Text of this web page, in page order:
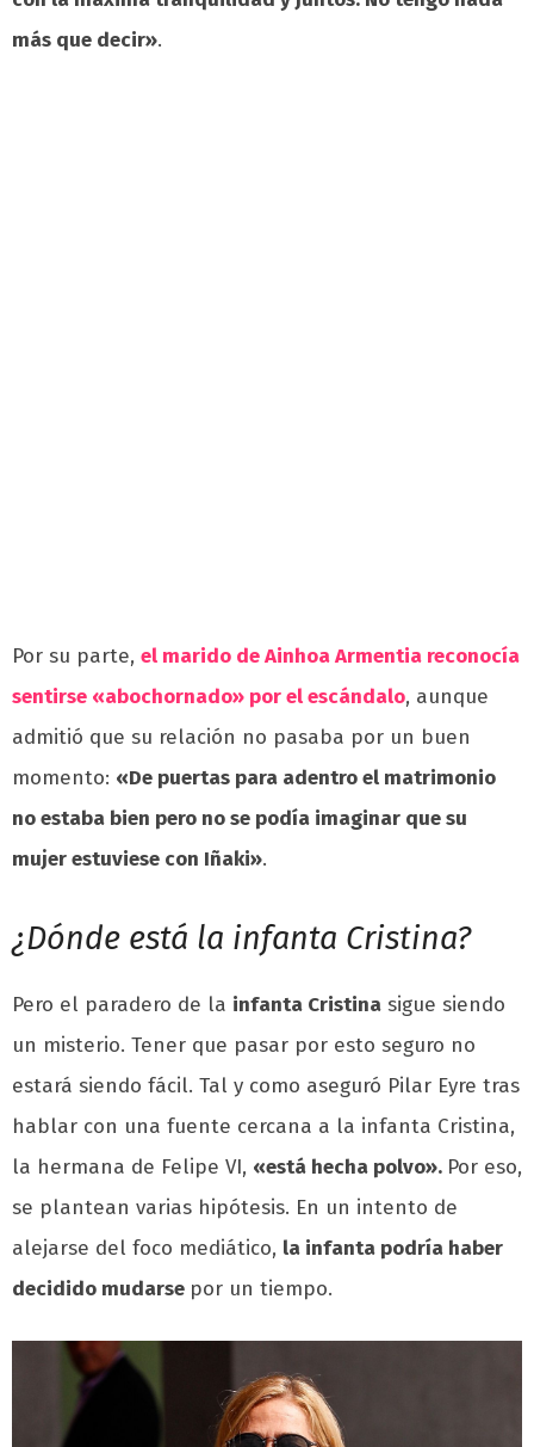
más que decir».
Por su parte, el marido de Ainhoa Armentia reconocía
sentirse «abochornado» por el escándalo, aunque
admitió que su relación no pasaba por un buen
momento: «De puertas para adentro el matrimonio
no estaba bien pero no se podía imaginar que su
mujer estuviese con Iñaki».
¿Dónde está la infanta Cristina?
Pero el paradero de la infanta Cristina sigue siendo
un misterio. Tener que pasar por esto seguro no
estará siendo fácil. Tal y como aseguró Pilar Eyre tras
hablar con una fuente cercana a la infanta Cristina,
la hermana de Felipe VI, «está hecha polvo». Por eso,
se plantean varias hipótesis. En un intento de
alejarse del foco mediático, la infanta podría haber
decidido mudarse por un tiempo.